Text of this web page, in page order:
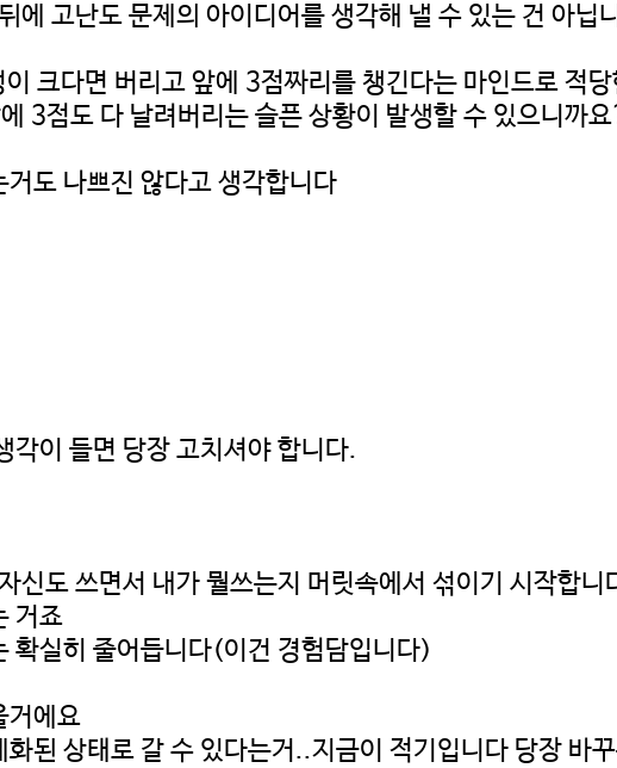
에 고난도 문제의 아이디어를 생각해 낼 수 있는 건 아
크다면 버리고 앞에 3점짜리를 챙긴다는 마인드로 적
3점도 다 날려버리는 슬픈 상황이 발생할 수 있으니까
도 나쁘진 않다고 생각합니다
각이 들면 당장 고치셔야 합니다.
신도 쓰면서 내가 뭘쓰는지 머릿속에서 섞이기 시작합니
거죠
확실히 줄어듭니다(이건 경험담입니다)
거에요
된 상태로 갈 수 있다는거..지금이 적기입니다 당장 바